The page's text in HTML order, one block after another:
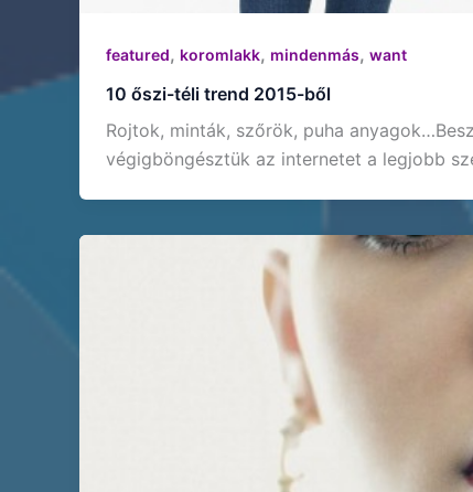
featured, koromlakk, mindenmás, want
10 őszi-téli trend 2015-ből
Rojtok, minták, szőrök, puha
végigböngésztük az internetet a legjobb